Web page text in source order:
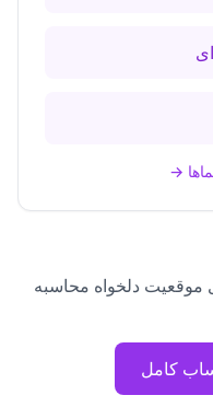
→
موقعیت دلخواه محاسبه
کامل